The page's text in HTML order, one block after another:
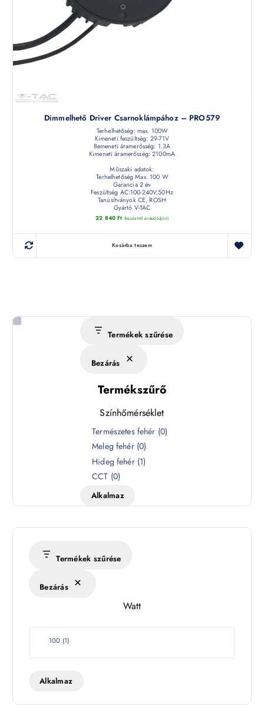
Dimmelhető Driver Csarnoklámpához – PRO579
Terhelhetőség: max. 100W
Kimeneti feszültség: 29-71V
Bemeneti áramerősség: 1.3A
Kimeneti áramerősség: 2100mA
Műszaki adatok:
Terhelhetőség Max. 100 W
Garancia 2 év
Feszültség AC:100-240V,50Hz
Tanúsítványok CE, ROSH
Gyártó V-TAC
22 840Ft (készletről érdeklődjön)
Kosárba teszem
Termékek szűrése
Bezárás
Termékszűrő
Színhőmérséklet
é
s
k
Természetes fehér (0)
Meleg fehér (0)
Hideg fehér (1)
CCT (0)
Alkalmaz
Termékek szűrése
Bezárás
Watt
W
t
100 (1)
Alkalmaz